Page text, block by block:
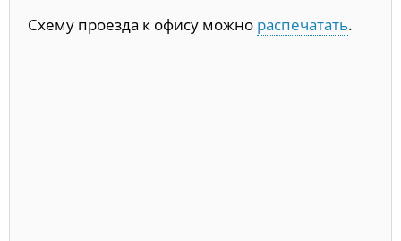
Схему проезда к офису можно распечатать.